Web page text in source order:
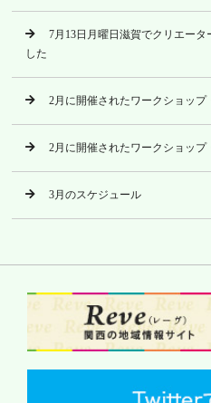
7月13日月曜日滋賀でクリエー
した
2月に開催されたワークショップ
2月に開催されたワークショップ
3月のスケジュール